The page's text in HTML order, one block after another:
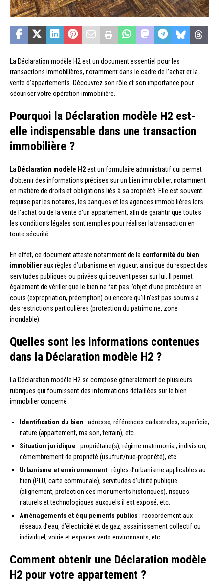
La Déclaration modèle H2 est un document essentiel pour les
transactions immobilières, notamment dans le cadre de l’achat et la
vente d’appartements. Découvrez son rôle et son importance pour
sécuriser votre opération immobilière.
Pourquoi la Déclaration modèle H2 est-
elle indispensable dans une transaction
immobilière ?
La Déclaration modèle H2est un formulaire administratif qui permet
d’obtenir des informations précises sur un bien immobilier, notamment
en matière de droits et obligations liés à sa propriété. Elle est souvent
requise par les notaires, les banques et les agences immobilières lors
de l’achat ou de la vente d’un appartement, afin de garantir que toutes
les conditions légales sont remplies pour réaliser la transaction en
toute sécurité.
En effet, ce document atteste notamment de la conformité du bien
immobilieraux règles d’urbanisme en vigueur, ainsi que du respect des
servitudes publiques ou privées qui peuvent peser sur lui. Il permet
également de vérifier que le bien ne fait pas l’objet d’une procédure en
cours (expropriation, préemption) ou encore qu’il n’est pas soumis à
des restrictions particulières (protection du patrimoine, zone
inondable).
Quelles sont les informations contenues
dans la Déclaration modèle H2 ?
La Déclaration modèle H2 se compose généralement de plusieurs
rubriques qui fournissent des informations détaillées sur le bien
immobilier concerné :
Identification du bien : adresse, références cadastrales, superficie,
nature (appartement, maison, terrain), etc.
Situation juridique : propriétaire(s), régime matrimonial, indivision,
démembrement de propriété (usufruit/nue-propriété), etc.
Urbanisme et environnement : règles d’urbanisme applicables au
bien (PLU, carte communale), servitudes d’utilité publique
(alignement, protection des monuments historiques), risques
naturels et technologiques auxquels il est exposé, etc.
Aménagements et équipements publics : raccordement aux
réseaux d’eau, d’électricité et de gaz, assainissement collectif ou
individuel, voirie et espaces verts environnants, etc.
Comment obtenir une Déclaration modèle
H2 pour votre appartement ?